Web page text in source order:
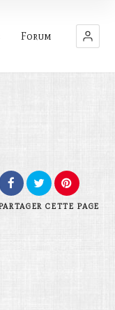
Forum
CETTE PAGE